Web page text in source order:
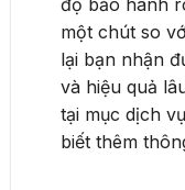
một chút so
lại bạn nhận
và hiệu quả
tại mục dịch
biết thêm